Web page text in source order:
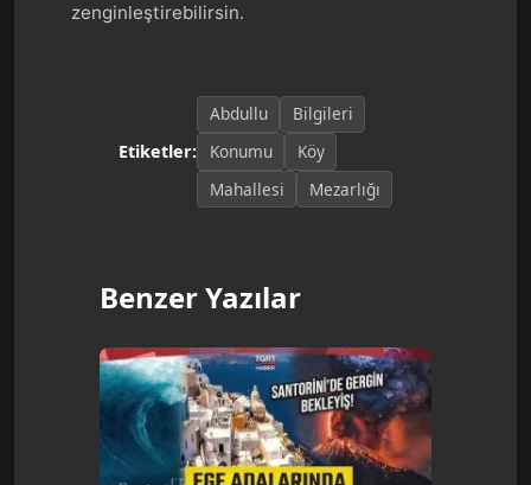
zenginleştirebilirsin.
Etiketler:
Abdullu
Bilgileri
Konumu
Köy
Mahallesi
Mezarlığı
Benzer Yazılar